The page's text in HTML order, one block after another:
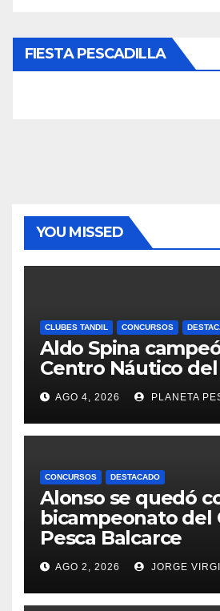
FIESTA PESCADILLA
YOU MISSED
CLUBES TANDIL CONCURSOS
Aldo Spina
Centro Náutico
AGO 4, 2026 PLANETA
CONCURSOS DESTACADO
Alonso se quedó
bicampeonato del
Pesca Balcarce
AGO 2, 2026 JORGE